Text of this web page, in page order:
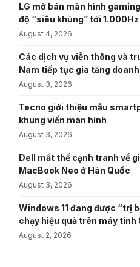
LG mở bán màn hình
độ “siêu khủng” tới 1.000Hz
August 4, 2026
Các dịch vụ viễn thông và
Nam tiếp tục gia tăng
August 3, 2026
Tecno giới thiệu mẫu
khung viền màn hình
August 3, 2026
Dell mất thế cạnh tranh về
MacBook Neo ở Hàn Quốc
August 3, 2026
Windows 11 đang được “trị
chạy hiệu quả trên máy tính
August 2, 2026